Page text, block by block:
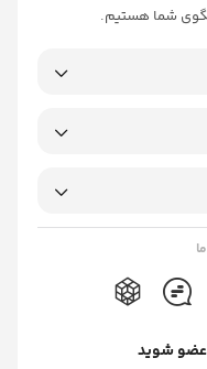
عضو شوید